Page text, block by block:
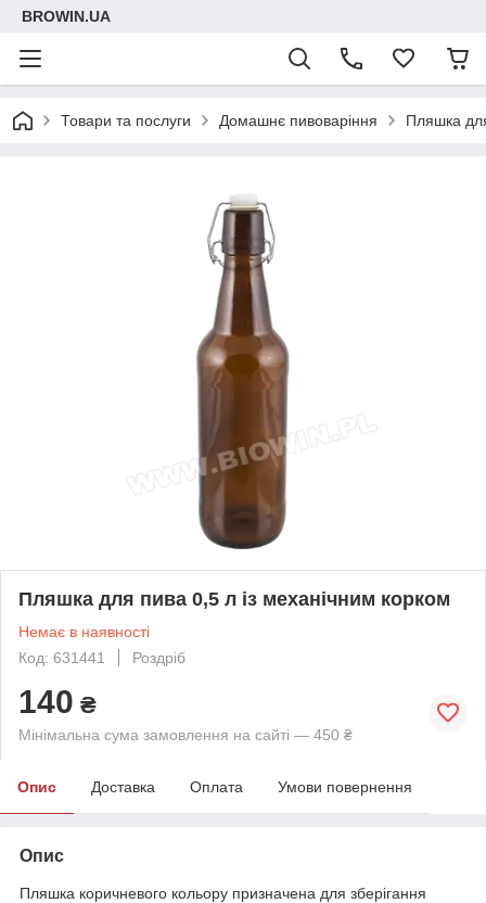
BROWIN.UA
Товари та послуги Домашнє пивоваріння Пляшка
Пляшка для пива 0,5 л із механічним корком
Немає в наявності
Код: 631441
Роздріб
140 ₴
Мінімальна сума замовлення на сайті — 450 ₴
Опис Доставка Оплата Умови повернення
Опис
Пляшка коричневого кольору призначена для зберігання